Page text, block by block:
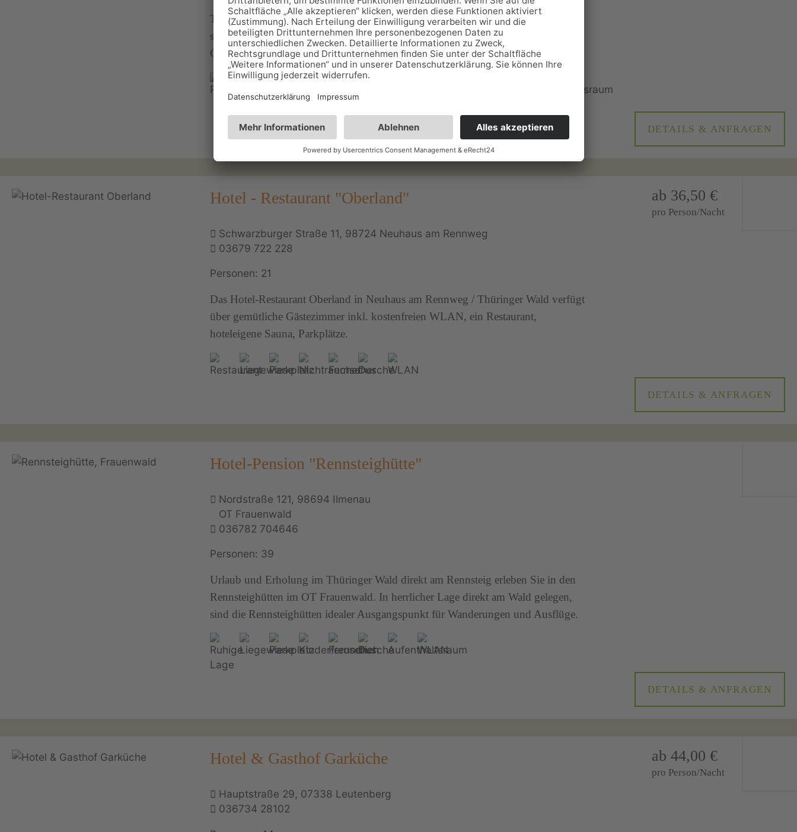
Traditionelles Hotel mit Restaurant in Unterweißbach im schönen Schwarzatal;
schlafen Sie in gemütlichen Gästezimmern und genießen Sie die Thüringer
Gastlichkeit in unserem Restaurant mit Schweizer Käsestube und im Biergarten.
DETAILS & ANFRAGEN
Hotel - Restaurant "Oberland"
Schwarzburger Straße 11, 98724 Neuhaus am Rennweg
03679 722 228
Personen: 21
Das Hotel-Restaurant Oberland in Neuhaus am Rennweg / Thüringer Wald verfügt
über gemütliche Gästezimmer inkl. kostenfreien WLAN, ein Restaurant,
hoteleigene Sauna, Parkplätze.
ab 36,50 €
pro Person/Nacht
DETAILS & ANFRAGEN
Hotel-Pension "Rennsteighütte"
Nordstraße 121, 98694 Ilmenau
OT Frauenwald
036782 704646
Personen: 39
Urlaub und Erholung im Thüringer Wald direkt am Rennsteig erleben Sie in den
Rennsteighütten im OT Frauenwald. In herrlicher Lage direkt am Wald gelegen,
sind die Rennsteighütten idealer Ausgangspunkt für Wanderungen und Ausflüge.
DETAILS & ANFRAGEN
Hotel & Gasthof Garküche
Hauptstraße 29, 07338 Leutenberg
036734 28102
ab 44,00 €
pro Person/Nacht